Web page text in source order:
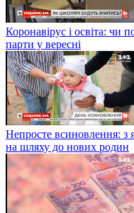
Коронавірус і освіта: чи
парти у вересні
Непросте всиновлення: з
на шляху до нових родин